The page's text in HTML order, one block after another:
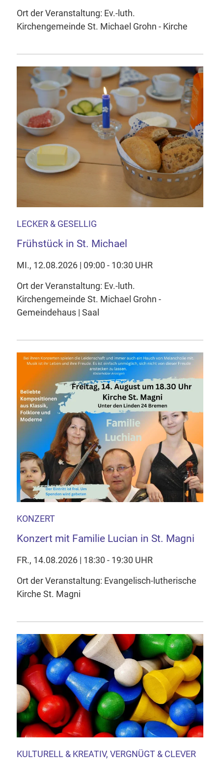
Ort der Veranstaltung: Ev.-luth.
Kirchengemeinde St. Michael Grohn - Kirche
LECKER & GESELLIG
Frühstück in St. Michael
MI., 12.08.2026 | 09:00 - 10:30 UHR
Ort der Veranstaltung: Ev.-luth.
Kirchengemeinde St. Michael Grohn -
Gemeindehaus | Saal
KONZERT
Konzert mit Familie Lucian in St. Magni
FR., 14.08.2026 | 18:30 - 19:30 UHR
Ort der Veranstaltung: Evangelisch-lutherische
Kirche St. Magni
KULTURELL & KREATIV, VERGNÜGT & CLEVER